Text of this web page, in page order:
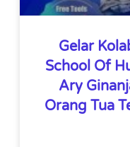
Gelar
School Of
Ary
Orang Tua